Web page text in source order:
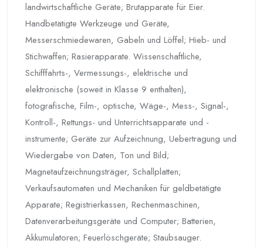
landwirtschaftliche Geräte; Brutapparate für Eier.
Handbetätigte Werkzeuge und Geräte,
Messerschmiedewaren, Gabeln und Löffel; Hieb- und
Stichwaffen; Rasierapparate. Wissenschaftliche,
Schifffahrts-, Vermessungs-, elektrische und
elektronische (soweit in Klasse 9 enthalten),
fotografische, Film-, optische, Wäge-, Mess-, Signal-,
Kontroll-, Rettungs- und Unterrichtsapparate und -
instrumente; Geräte zur Aufzeichnung, Uebertragung und
Wiedergabe von Daten, Ton und Bild;
Magnetaufzeichnungsträger, Schallplatten;
Verkaufsautomaten und Mechaniken für geldbetätigte
Apparate; Registrierkassen, Rechenmaschinen,
Datenverarbeitungsgeräte und Computer; Batterien,
Akkumulatoren; Feuerlöschgeräte; Staubsauger.